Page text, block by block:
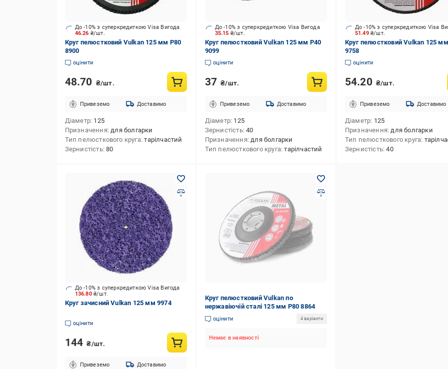
46.26 ₴/шт.
До -10% з суперкредиткою Visa Вигода
Круг пелюстковий Vulkan 125 мм P80
8900
оцінити
48.70 ₴/шт.
Привеземо Доставимо
Діаметр 125
Призначення для болгарки
Тип пелюсткового круга тарілчастий
Зернистість 80
35.15 ₴/шт.
До -10% з суперкредиткою Visa Вигода
Круг пелюстковий Vulkan 125 мм P40
9099
оцінити
37 ₴/шт.
Привеземо Доставимо
Діаметр 125
Зернистість 40
Призначення для болгарки
Тип пелюсткового круга тарілчастий
51.49 ₴/шт.
До -10% з суперкредиткою Visa
Круг пелюстковий Vulkan 125
9758
оцінити
54.20 ₴/шт.
Привеземо Доставимо
Діаметр 125
Призначення для болгарки
Тип пелюсткового круга
Зернистість 40
136.80 ₴/шт.
До -10% з суперкредиткою Visa Вигода
Круг зачисний Vulkan 125 мм 9974
оцінити
144 ₴/шт.
Привеземо Доставимо
Круг пелюстковий Vulkan по
нержавіючій сталі 125 мм P80 8864
оцінити 4 варіанти
Немає в наявності